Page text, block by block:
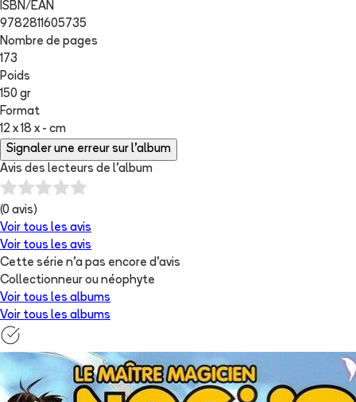
ISBN/EAN
9782811605735
Nombre de pages
173
Poids
150 gr
Format
12 x 18 x - cm
Signaler une erreur sur l'album
Avis des lecteurs de l'album
(0 avis)
Voir tous les avis
Voir tous les avis
Cette série n'a pas encore d'avis
Collectionneur ou néophyte
Voir tous les albums
Voir tous les albums